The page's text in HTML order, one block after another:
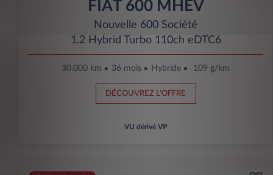
FIAT 600 MHEV
Nouvelle 600 Société
1.2 Hybrid Turbo 110ch eDTC6
30.000 km 36 mois Hybride 109 g/km
DÉCOUVREZ L'OFFRE
VU dérivé VP